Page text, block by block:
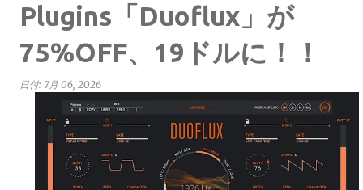
Plugins「Duoflux」が
75%OFF、19ドルに！！
日付: 7月 06, 2026